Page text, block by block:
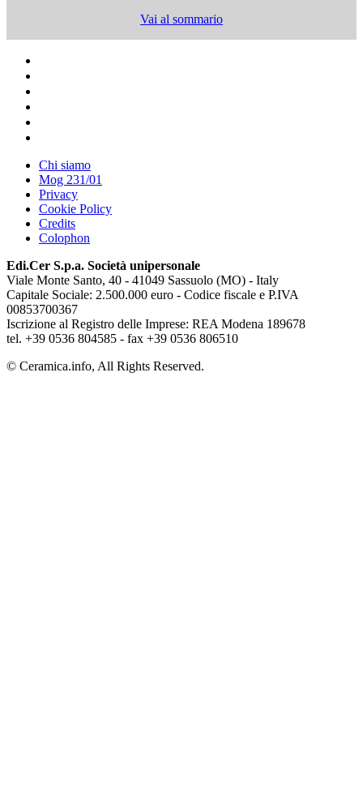
Vai al sommario
Chi siamo
Mog 231/01
Privacy
Cookie Policy
Credits
Colophon
Edi.Cer S.p.a. Società unipersonale
Viale Monte Santo, 40 - 41049 Sassuolo (MO) - Italy
Capitale Sociale: 2.500.000 euro - Codice fiscale e P.IVA
00853700367
Iscrizione al Registro delle Imprese: REA Modena 189678
tel. +39 0536 804585 - fax +39 0536 806510
© Ceramica.info, All Rights Reserved.